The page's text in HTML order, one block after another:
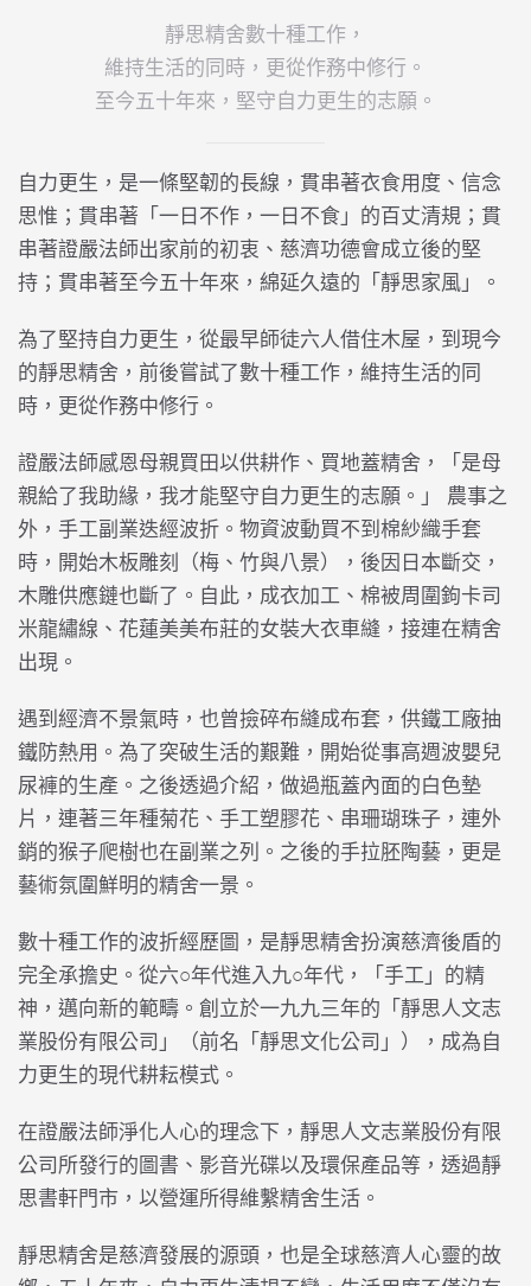
靜思精舍數十種工作，
維持生活的同時，更從作務中修行。
至今五十年來，堅守自力更生的志願。
自力更生，是一條堅韌的長線，貫串著衣食用度、信念
思惟；貫串著「一日不作，一日不食」的百丈清規；貫
串著證嚴法師出家前的初衷、慈濟功德會成立後的堅
持；貫串著至今五十年來，綿延久遠的「靜思家風」。
為了堅持自力更生，從最早師徒六人借住木屋，到現今
的靜思精舍，前後嘗試了數十種工作，維持生活的同
時，更從作務中修行。
證嚴法師感恩母親買田以供耕作、買地蓋精舍，「是母
親給了我助緣，我才能堅守自力更生的志願。」 農事之
外，手工副業迭經波折。物資波動買不到棉紗織手套
時，開始木板雕刻（梅、竹與八景），後因日本斷交，
木雕供應鏈也斷了。自此，成衣加工、棉被周圍鉤卡司
米龍繡線、花蓮美美布莊的女裝大衣車縫，接連在精舍
出現。
遇到經濟不景氣時，也曾撿碎布縫成布套，供鐵工廠抽
鐵防熱用。為了突破生活的艱難，開始從事高週波嬰兒
尿褲的生產。之後透過介紹，做過瓶蓋內面的白色墊
片，連著三年種菊花、手工塑膠花、串珊瑚珠子，連外
銷的猴子爬樹也在副業之列。之後的手拉胚陶藝，更是
藝術氛圍鮮明的精舍一景。
數十種工作的波折經歷圖，是靜思精舍扮演慈濟後盾的
完全承擔史。從六○年代進入九○年代，「手工」的精
神，邁向新的範疇。創立於一九九三年的「靜思人文志
業股份有限公司」（前名「靜思文化公司」），成為自
力更生的現代耕耘模式。
在證嚴法師淨化人心的理念下，靜思人文志業股份有限
公司所發行的圖書、影音光碟以及環保產品等，透過靜
思書軒門市，以營運所得維繫精舍生活。
靜思精舍是慈濟發展的源頭，也是全球慈濟人心靈的故